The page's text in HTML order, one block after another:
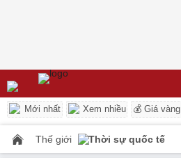
Mới nhất Xem nhiều 💰 Giá vàng
Thế giới Thời sự quốc tế